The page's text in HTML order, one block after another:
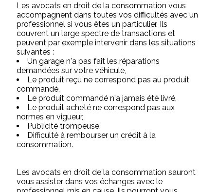
Les avocats en droit de la consommation vous
accompagnent dans toutes vos difficultés avec un
professionnel si vous êtes un particulier. Ils
couvrent un large spectre de transactions et
peuvent par exemple intervenir dans les situations
suivantes :
Un garage n'a pas fait les réparations
demandées sur votre véhicule,
Le produit reçu ne correspond pas au produit
commandé,
Le produit commandé n'a jamais été livré,
Le produit acheté ne correspond pas aux
normes en vigueur,
Publicité trompeuse,
Difficulté à rembourser un crédit à la
consommation.
Les avocats en droit de la consommation sauront
vous assister dans vos échanges avec le